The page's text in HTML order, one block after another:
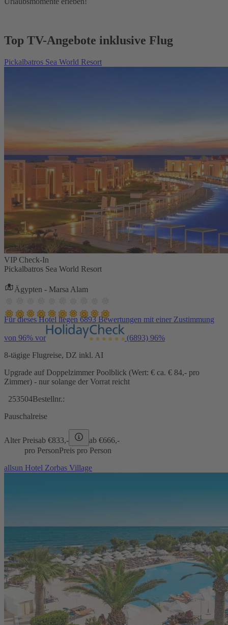
Top TV-Angebote inklusive Flug
Pickalbatros Sea World Resort
VIP Check-In
Pickalbatros Sea World Resort
Ägypten - Marsa Alam
Für dieses Hotel liegen 6893 Bewertungen mit einer Zustimmung
von 96% vor (6893) 96%
8-tägige Flugreise, DZ inkl. AI
Upgrade auf Doppelzimmer Poolblick (Wert: € ca. € 84,- pro
Zimmer) - nur solange der Vorrat reicht
253504Bestellnr.:
Pauschalreise
Alter Preisab €833,- ab €666,-
pro PersonPreis pro Person
allsun Hotel Zorbas Village